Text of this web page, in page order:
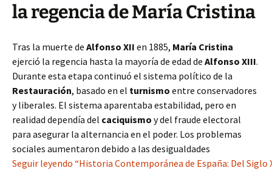
la regencia de María Cristina
Tras la muerte de Alfonso XII en 1885, María Cristina
ejerció la regencia hasta la mayoría de edad de Alfonso XIII.
Durante esta etapa continuó el sistema político de la
Restauración, basado en el turnismo entre conservadores
y liberales. El sistema aparentaba estabilidad, pero en
realidad dependía del caciquismo y del fraude electoral
para asegurar la alternancia en el poder. Los problemas
sociales aumentaron debido a las desigualdades
Seguir leyendo “Historia Contemporánea de España: Del Siglo